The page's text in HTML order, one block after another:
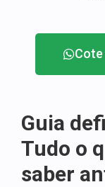
Guia
Tudo o
saber